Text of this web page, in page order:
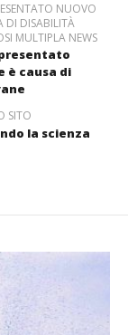
NUOVO
DI DISABILITÀ
MULTIPLA NEWS
è causa di
SITO
la scienza